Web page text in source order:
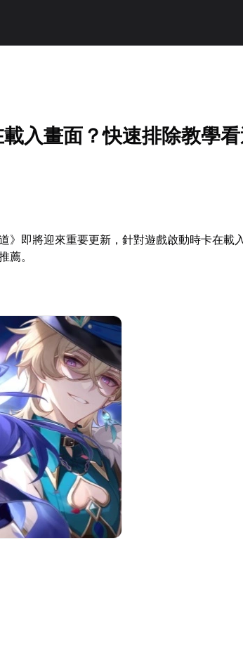
載入畫面？快速排除教學
》即將迎來重要更新，針對遊戲啟動時卡在載
薦。